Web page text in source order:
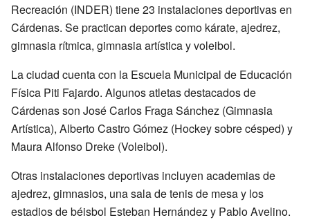
Recreación (INDER) tiene 23 instalaciones deportivas en
Cárdenas. Se practican deportes como kárate, ajedrez,
gimnasia rítmica, gimnasia artística y voleibol.
La ciudad cuenta con la Escuela Municipal de Educación
Física Piti Fajardo. Algunos atletas destacados de
Cárdenas son José Carlos Fraga Sánchez (Gimnasia
Artística), Alberto Castro Gómez (Hockey sobre césped) y
Maura Alfonso Dreke (Voleibol).
Otras instalaciones deportivas incluyen academias de
ajedrez, gimnasios, una sala de tenis de mesa y los
estadios de béisbol Esteban Hernández y Pablo Avelino.